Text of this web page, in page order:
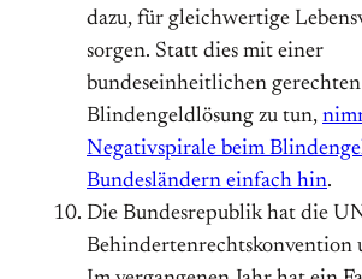
dazu, für gleichwertige
sorgen. Statt dies mit einer
bundeseinheitlichen gerechten
Blindengeldlösung zu tun,
Negativspirale beim
Bundesländern einfach hin.
Die Bundesrepublik hat die
Behindertenrechtskonvention